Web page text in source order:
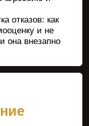
в её
убивая